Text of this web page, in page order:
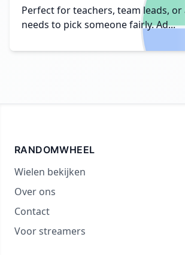
Perfect for teachers, team leads,
needs to pick someone fairly. Ad...
RANDOMWHEEL
Wielen bekijken
Over ons
Contact
Voor streamers